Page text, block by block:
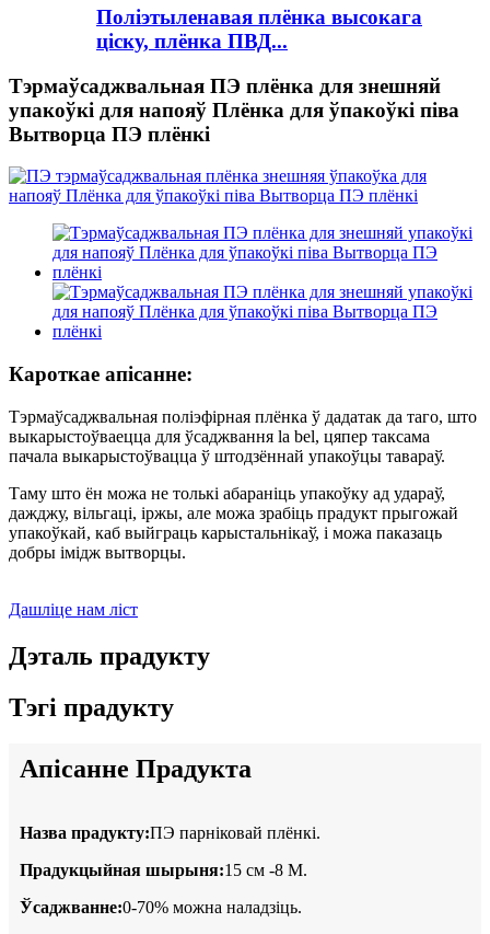
Поліэтыленавая плёнка высокага
ціску, плёнка ПВД...
Тэрмаўсаджвальная ПЭ плёнка для знешняй
упакоўкі для напояў Плёнка для ўпакоўкі піва
Вытворца ПЭ плёнкі
Кароткае апісанне:
Тэрмаўсаджвальная поліэфірная плёнка ў дадатак да таго, што
выкарыстоўваецца для ўсаджвання la bel, цяпер таксама
пачала выкарыстоўвацца ў штодзённай упакоўцы тавараў.
Таму што ён можа не толькі абараніць упакоўку ад удараў,
дажджу, вільгаці, іржы, але можа зрабіць прадукт прыгожай
упакоўкай, каб выйграць карыстальнікаў, і можа паказаць
добры імідж вытворцы.
Дашліце нам ліст
Дэталь прадукту
Тэгі прадукту
Апісанне Прадукта
Назва прадукту:ПЭ парніковай плёнкі.
Прадукцыйная шырыня:15 см -8 М.
Ўсаджванне:0-70% можна наладзіць.